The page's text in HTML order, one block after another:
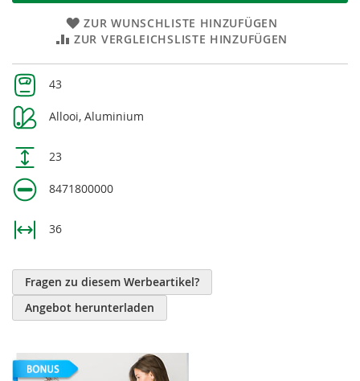
ZUR WUNSCHLISTE HINZUFÜGEN
ZUR VERGLEICHSLISTE HINZUFÜGEN
Weitere
Informationen
43
Allooi, Aluminium
23
8471800000
36
Fragen zu diesem Werbeartikel?
Angebot herunterladen